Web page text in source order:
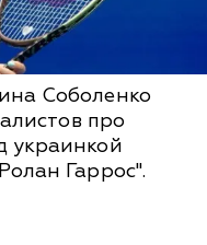
Соболенко
про
украинкой
Гаррос".